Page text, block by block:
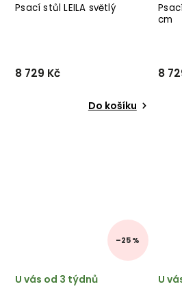
Psací stůl LEILA světlý
8 729 Kč
Do košíku
cm
8
–25 %
U vás od 3 týdnů U